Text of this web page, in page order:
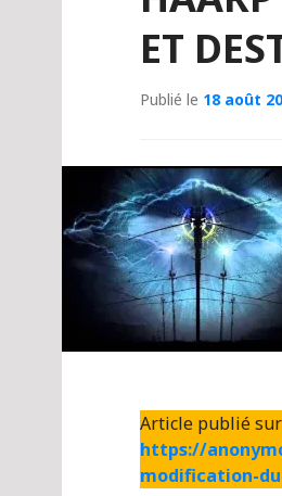
ET
Publié le 18 août
Article publié
https://
modification-